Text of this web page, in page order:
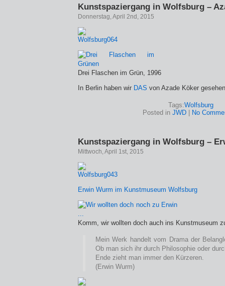
Kunstspaziergang in Wolfsburg –
Donnerstag, April 2nd, 2015
Drei Flaschen im Grün, 1996
In Berlin haben wir DAS von Azade Köker
Tags:Wolfsburg
Posted in JWD No
Kunstspaziergang in Wolfsburg –
Mittwoch, April 1st, 2015
Erwin Wurm im Kunstmuseum Wolfsburg
Komm, wir wollten doch auch ins Kunstmuseum
Mein Werk handelt vom Drama der
Ob man sich ihr durch Philosophie oder
Ende zieht man immer den Kürzeren.
(Erwin Wurm)